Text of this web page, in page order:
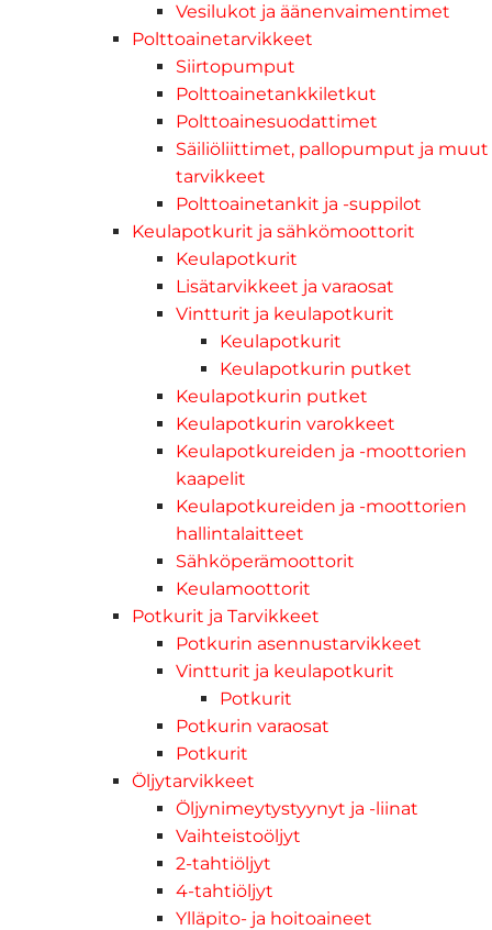
Vesilukot ja äänenvaimentimet
Polttoainetarvikkeet
Siirtopumput
Polttoainetankkiletkut
Polttoainesuodattimet
Säiliöliittimet, pallopumput ja muut
tarvikkeet
Polttoainetankit ja -suppilot
Keulapotkurit ja sähkömoottorit
Keulapotkurit
Lisätarvikkeet ja varaosat
Vintturit ja keulapotkurit
Keulapotkurit
Keulapotkurin putket
Keulapotkurin putket
Keulapotkurin varokkeet
Keulapotkureiden ja -moottorien
kaapelit
Keulapotkureiden ja -moottorien
hallintalaitteet
Sähköperämoottorit
Keulamoottorit
Potkurit ja Tarvikkeet
Potkurin asennustarvikkeet
Vintturit ja keulapotkurit
Potkurit
Potkurin varaosat
Potkurit
Öljytarvikkeet
Öljynimeytystyynyt ja -liinat
Vaihteistoöljyt
2-tahtiöljyt
4-tahtiöljyt
Ylläpito- ja hoitoaineet